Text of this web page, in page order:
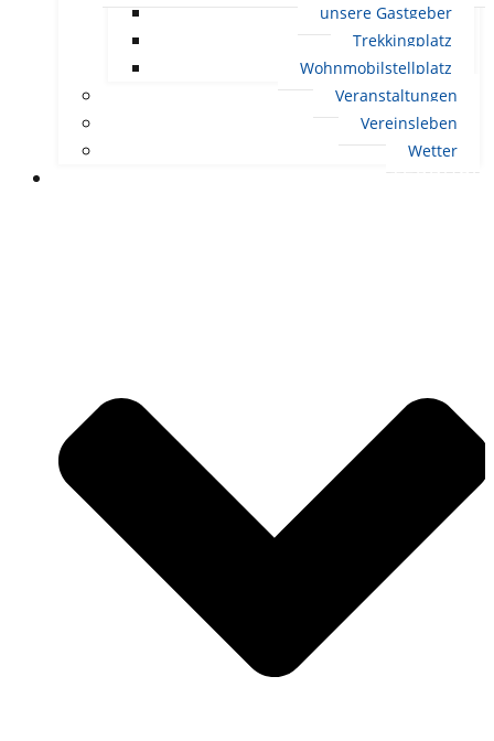
unsere Gastgeber
Trekkingplatz
Wohnmobilstellplatz
Veranstaltungen
Vereinsleben
Wetter
LEBEN IN ERNDTEBRÜCK